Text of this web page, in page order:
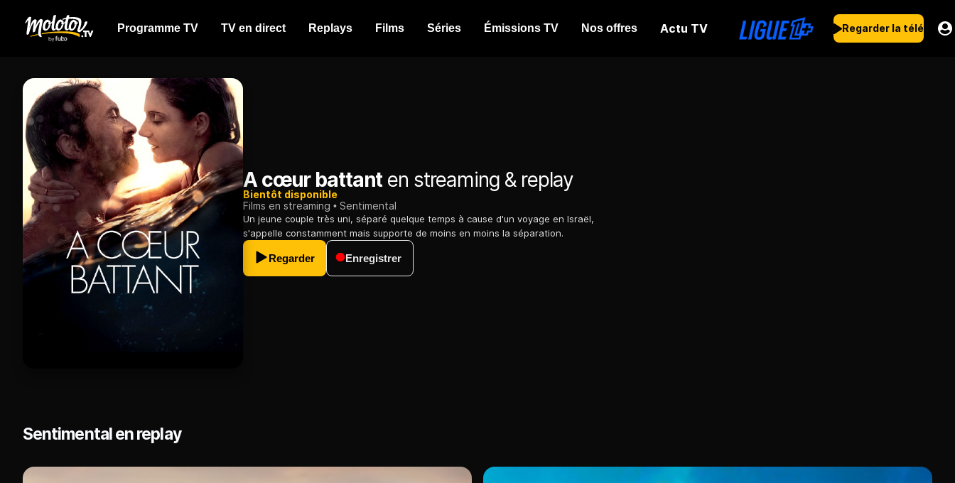
Programme TV TV en direct Replays Films Séries Émissions TV Nos offres Actu TV Regarder la télé
A cœur battanten streaming & replay
Bientôt disponible
Films en streaming
Sentimental
Un jeune couple très uni, séparé quelque temps à cause d'un voyage en Israël,
s'appelle constamment mais supporte de moins en moins la séparation.
Regarder Enregistrer
Sentimental en replay